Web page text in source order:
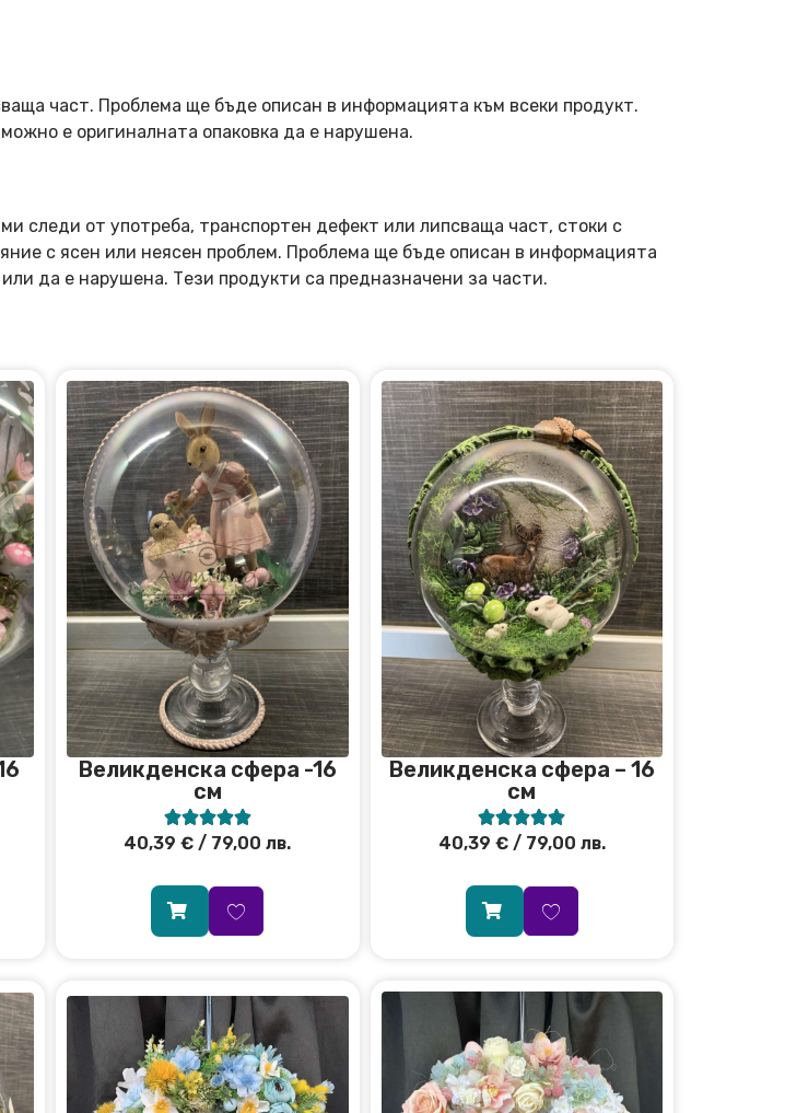
част. Проблема ще бъде описан в информацията към всеки продукт.
е оригиналната опаковка да е нарушена.
следи от употреба, транспортен дефект или липсваща част, стоки с
с ясен или неясен проблем. Проблема ще бъде описан в информацията
да е нарушена. Тези продукти са предназначени за части.
Великденска сфера -16
см

40,39€ / 79,00 лв.
Великденска сфера – 16
см

40,39 €/ 79,00 лв.